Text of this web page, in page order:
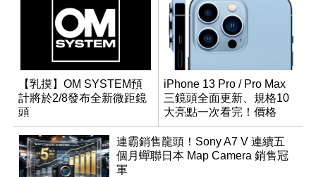
【乳摸】OM SYSTEM預
計將於2/8發布全新微距鏡
頭
iPhone 13 Pro / Pro Max
三鏡頭全面更新、規格10
大亮點一次看完！價格
32,900 元起
連霸銷售龍頭！Sony A7 V 連續五
個月蟬聯日本 Map Camera 銷售冠
軍